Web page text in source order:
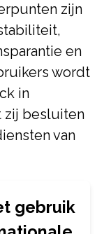
zijn
en
wordt
in
zij besluiten
van
gebruik